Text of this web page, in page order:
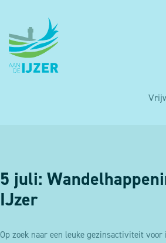
5 juli:
IJzer
Op zoek naar een leuke gezinsactiviteit